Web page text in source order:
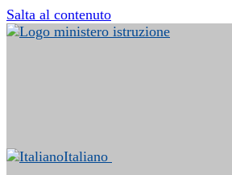
Salta al contenuto
Italiano